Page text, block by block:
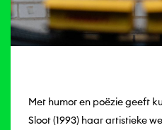
Met humor en poëzie geeft
Sloot (1993) haar artistieke